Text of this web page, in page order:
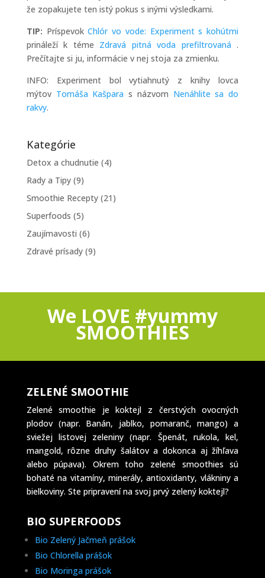
že zopakujete ten istý pokus s inými výsledkami.
TIP: PríspevokChlór vo vode: Experiment s kohútmi
prináleží k téme Zdravá pitná voda prefiltrovaná .
Prečítajte si ju, informácie v nej stoja za zmienku.
INFO: Experiment bol vytiahnutý z knihy lovca
mýtov Tomáša Kašpara s názvom Nenáhlite sa do
rakvy.
Kategórie
Detox a chudnutie (4)
Rady a Tipy(9)
Smoothie Recepty(21)
Superfoods (5)
Zaujímavosti (6)
Zdravé prísady(9)
We LOVE #yummy
SMOOTHIES
ZELENÉ SMOOTHIE
Zelené smoothie je koktejl z čerstvých ovocných
plodov (napr. Banán, jablko, pomaranč, mango) a
sviežej listovej zeleniny (napr. Špenát, rukola, kel,
mangold, rôzne druhy šalátov a dokonca aj žíhľava
alebo púpava). Okrem toho zelené smoothies sú
bohaté na vitamíny, minerály, antioxidanty, vlákniny a
bielkoviny. Ste pripravení na svoj prvý zelený koktejl?
BIO SUPERFOODS
Bio Zelený Jačmeň prášok
Bio Chlorella prášok
Bio Moringa prášok